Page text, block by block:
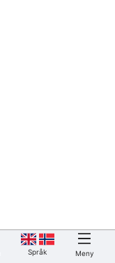
Språk Meny